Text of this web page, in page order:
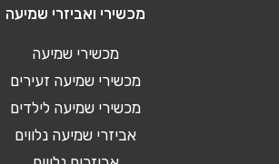
מכשירי ואביזרי שמיעה
מכשירי שמיעה
מכשירי שמיעה זעירים
מכשירי שמיעה לילדים
אביזרי שמיעה נלווים